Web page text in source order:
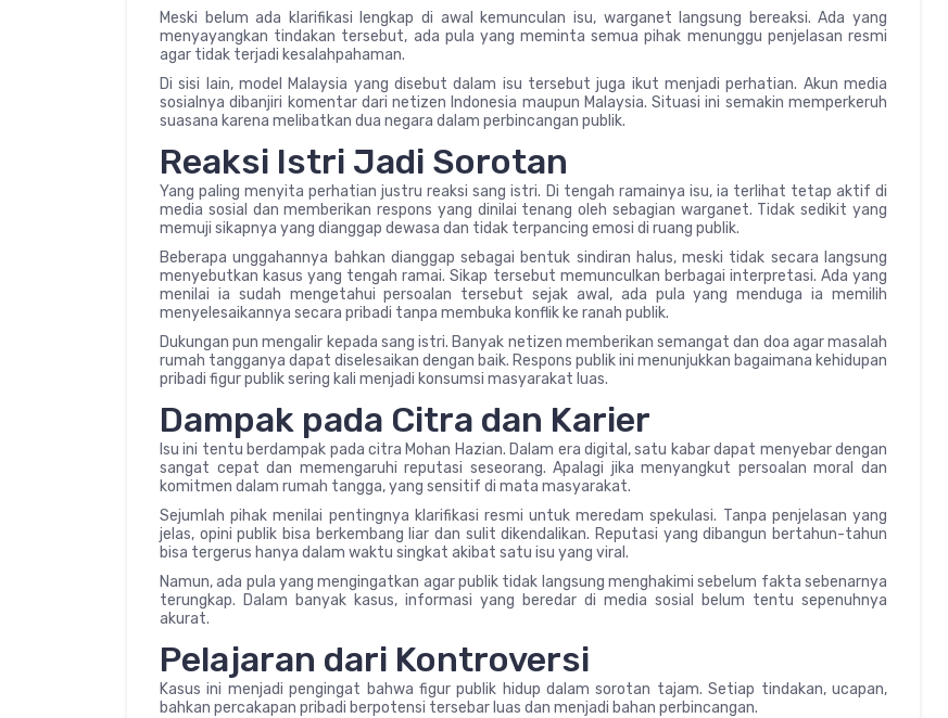
Meski belum ada klarifikasi lengkap di awal kemunculan isu, warganet langsung bereaksi. Ada yang
menyayangkan tindakan tersebut, ada pula yang meminta semua pihak menunggu penjelasan resmi
agar tidak terjadi kesalahpahaman.
Di sisi lain, model Malaysia yang disebut dalam isu tersebut juga ikut menjadi perhatian. Akun media
sosialnya dibanjiri komentar dari netizen Indonesia maupun Malaysia. Situasi ini semakin memperkeruh
suasana karena melibatkan dua negara dalam perbincangan publik.
Reaksi Istri Jadi Sorotan
Yang paling menyita perhatian justru reaksi sang istri. Di tengah ramainya isu, ia terlihat tetap aktif di
media sosial dan memberikan respons yang dinilai tenang oleh sebagian warganet. Tidak sedikit yang
memuji sikapnya yang dianggap dewasa dan tidak terpancing emosi di ruang publik.
Beberapa unggahannya bahkan dianggap sebagai bentuk sindiran halus, meski tidak secara langsung
menyebutkan kasus yang tengah ramai. Sikap tersebut memunculkan berbagai interpretasi. Ada yang
menilai ia sudah mengetahui persoalan tersebut sejak awal, ada pula yang menduga ia memilih
menyelesaikannya secara pribadi tanpa membuka konflik ke ranah publik.
Dukungan pun mengalir kepada sang istri. Banyak netizen memberikan semangat dan doa agar masalah
rumah tangganya dapat diselesaikan dengan baik. Respons publik ini menunjukkan bagaimana kehidupan
pribadi figur publik sering kali menjadi konsumsi masyarakat luas.
Dampak pada Citra dan Karier
Isu ini tentu berdampak pada citra Mohan Hazian. Dalam era digital, satu kabar dapat menyebar dengan
sangat cepat dan memengaruhi reputasi seseorang. Apalagi jika menyangkut persoalan moral dan
komitmen dalam rumah tangga, yang sensitif di mata masyarakat.
Sejumlah pihak menilai pentingnya klarifikasi resmi untuk meredam spekulasi. Tanpa penjelasan yang
jelas, opini publik bisa berkembang liar dan sulit dikendalikan. Reputasi yang dibangun bertahun-tahun
bisa tergerus hanya dalam waktu singkat akibat satu isu yang viral.
Namun, ada pula yang mengingatkan agar publik tidak langsung menghakimi sebelum fakta sebenarnya
terungkap. Dalam banyak kasus, informasi yang beredar di media sosial belum tentu sepenuhnya
akurat.
Pelajaran dari Kontroversi
Kasus ini menjadi pengingat bahwa figur publik hidup dalam sorotan tajam. Setiap tindakan, ucapan,
bahkan percakapan pribadi berpotensi tersebar luas dan menjadi bahan perbincangan.